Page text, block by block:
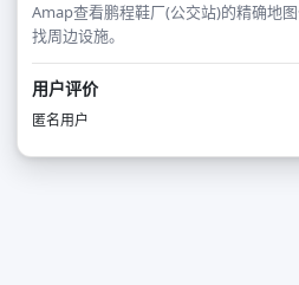
Amap查看鹏程鞋厂(公交站)的精确地
找周边设施。
用户评价
匿名用户